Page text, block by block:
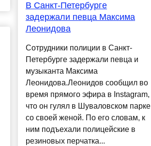
В Санкт-Петербурге
задержали певца Максима
Леонидова
Сотрудники полиции в Санкт-
Петербурге задержали певца и
музыканта Максима
Леонидова.Леонидов сообщил во
время прямого эфира в Instagram,
что он гулял в Шуваловском парке
со своей женой. По его словам, к
ним подъехали полицейские в
резиновых перчатка...